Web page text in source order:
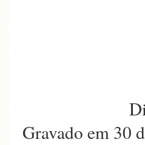
Gravado em 30